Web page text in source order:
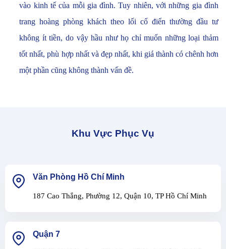
vào kinh tế của mỗi gia đình. Tuy nhiên, với những gia đình
trang hoàng phòng khách theo lối cổ điển thường đầu tư
không ít tiền, do vậy hầu như họ chỉ muốn những loại thảm
tốt nhất, phù hợp nhất và đẹp nhất, khi giá thành có chênh hơn
một phần cũng không thành vấn đề.
Khu Vực Phục Vụ
Văn Phòng Hồ Chí Minh
187 Cao Thắng, Phường 12, Quận 10, TP Hồ Chí Minh
Quận 7